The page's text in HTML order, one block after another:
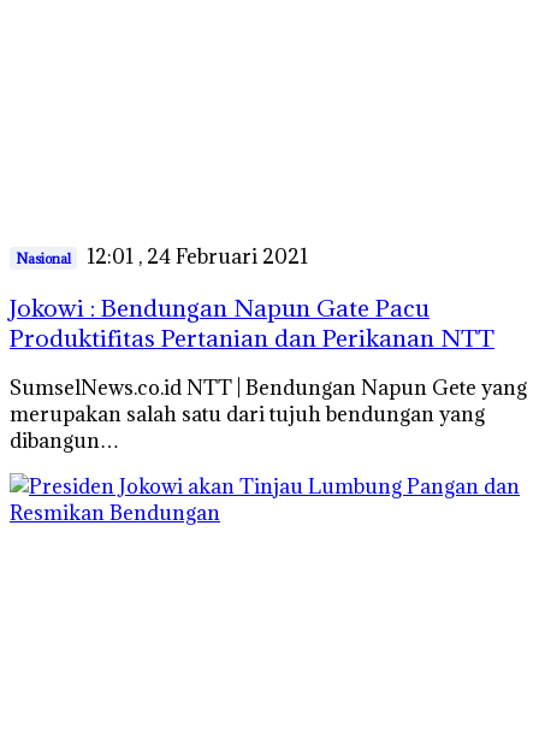
Nasional 12:01 , 24 Februari 2021
Jokowi : Bendungan Napun Gate Pacu
Produktifitas Pertanian dan Perikanan NTT
SumselNews.co.id NTT | Bendungan Napun Gete yang
merupakan salah satu dari tujuh bendungan yang
dibangun…